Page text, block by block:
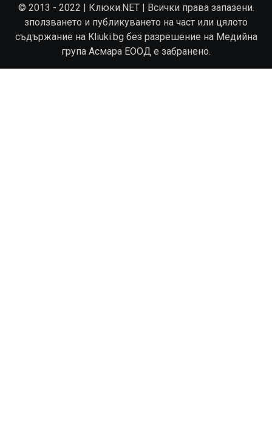
© 2013 - 2022 | Клюки.NET | Всички права запазени.
зползването и публикуването на част или цялото
съдържание на Kliuki.bg без разрешение на Медийна
група Асмара ЕООД е забранено.